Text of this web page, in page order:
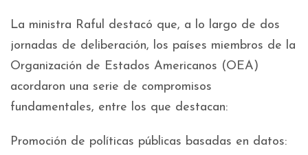
La ministra Raful destacó que, a lo largo de dos
jornadas de deliberación, los países miembros de la
Organización de Estados Americanos (OEA)
acordaron una serie de compromisos
fundamentales, entre los que destacan:
Promoción de políticas públicas basadas en datos: